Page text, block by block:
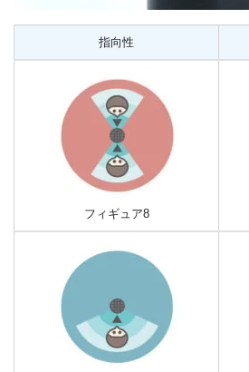
指向性
フィギュア8